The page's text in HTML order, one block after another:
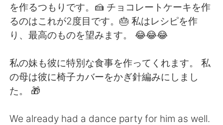
Français Deutsch
日本語 한국어
Русский ไทย
Indonesia Italiano
を作るつもりです。🍰 チョコレートケーキを作
るのはこれが2度目です。🎂 私はレシピを作
り、最高のものを望みます。 😂😂😂
私の妹も彼に特別な食事を作ってくれます。 私
の母は彼に椅子カバーをかぎ針編みにしまし
た。 🎁
We already had a dance party for him as well.